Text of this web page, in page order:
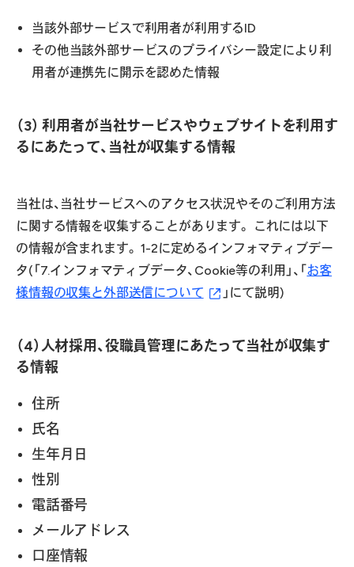
当該外部サービスで利用者が利用するID
その他当該外部サービスのプライバシー設定により利
用者が連携先に開示を認めた情報
（3） 利用者が当社サービスやウェブサイトを利用す
るにあたって、当社が収集する情報
当社は、当社サービスへのアクセス状況やそのご利用方法
に関する情報を収集することがあります。 これには以下
の情報が含まれます。 1-2に定めるインフォマティブデー
タ(「7.インフォマティブデータ、Cookie等の利用」、「お客
様情報の収集と外部送信について
」にて説明)
（4）人材採用、役職員管理にあたって当社が収集す
る情報
住所
氏名
生年月日
性別
電話番号
メールアドレス
口座情報